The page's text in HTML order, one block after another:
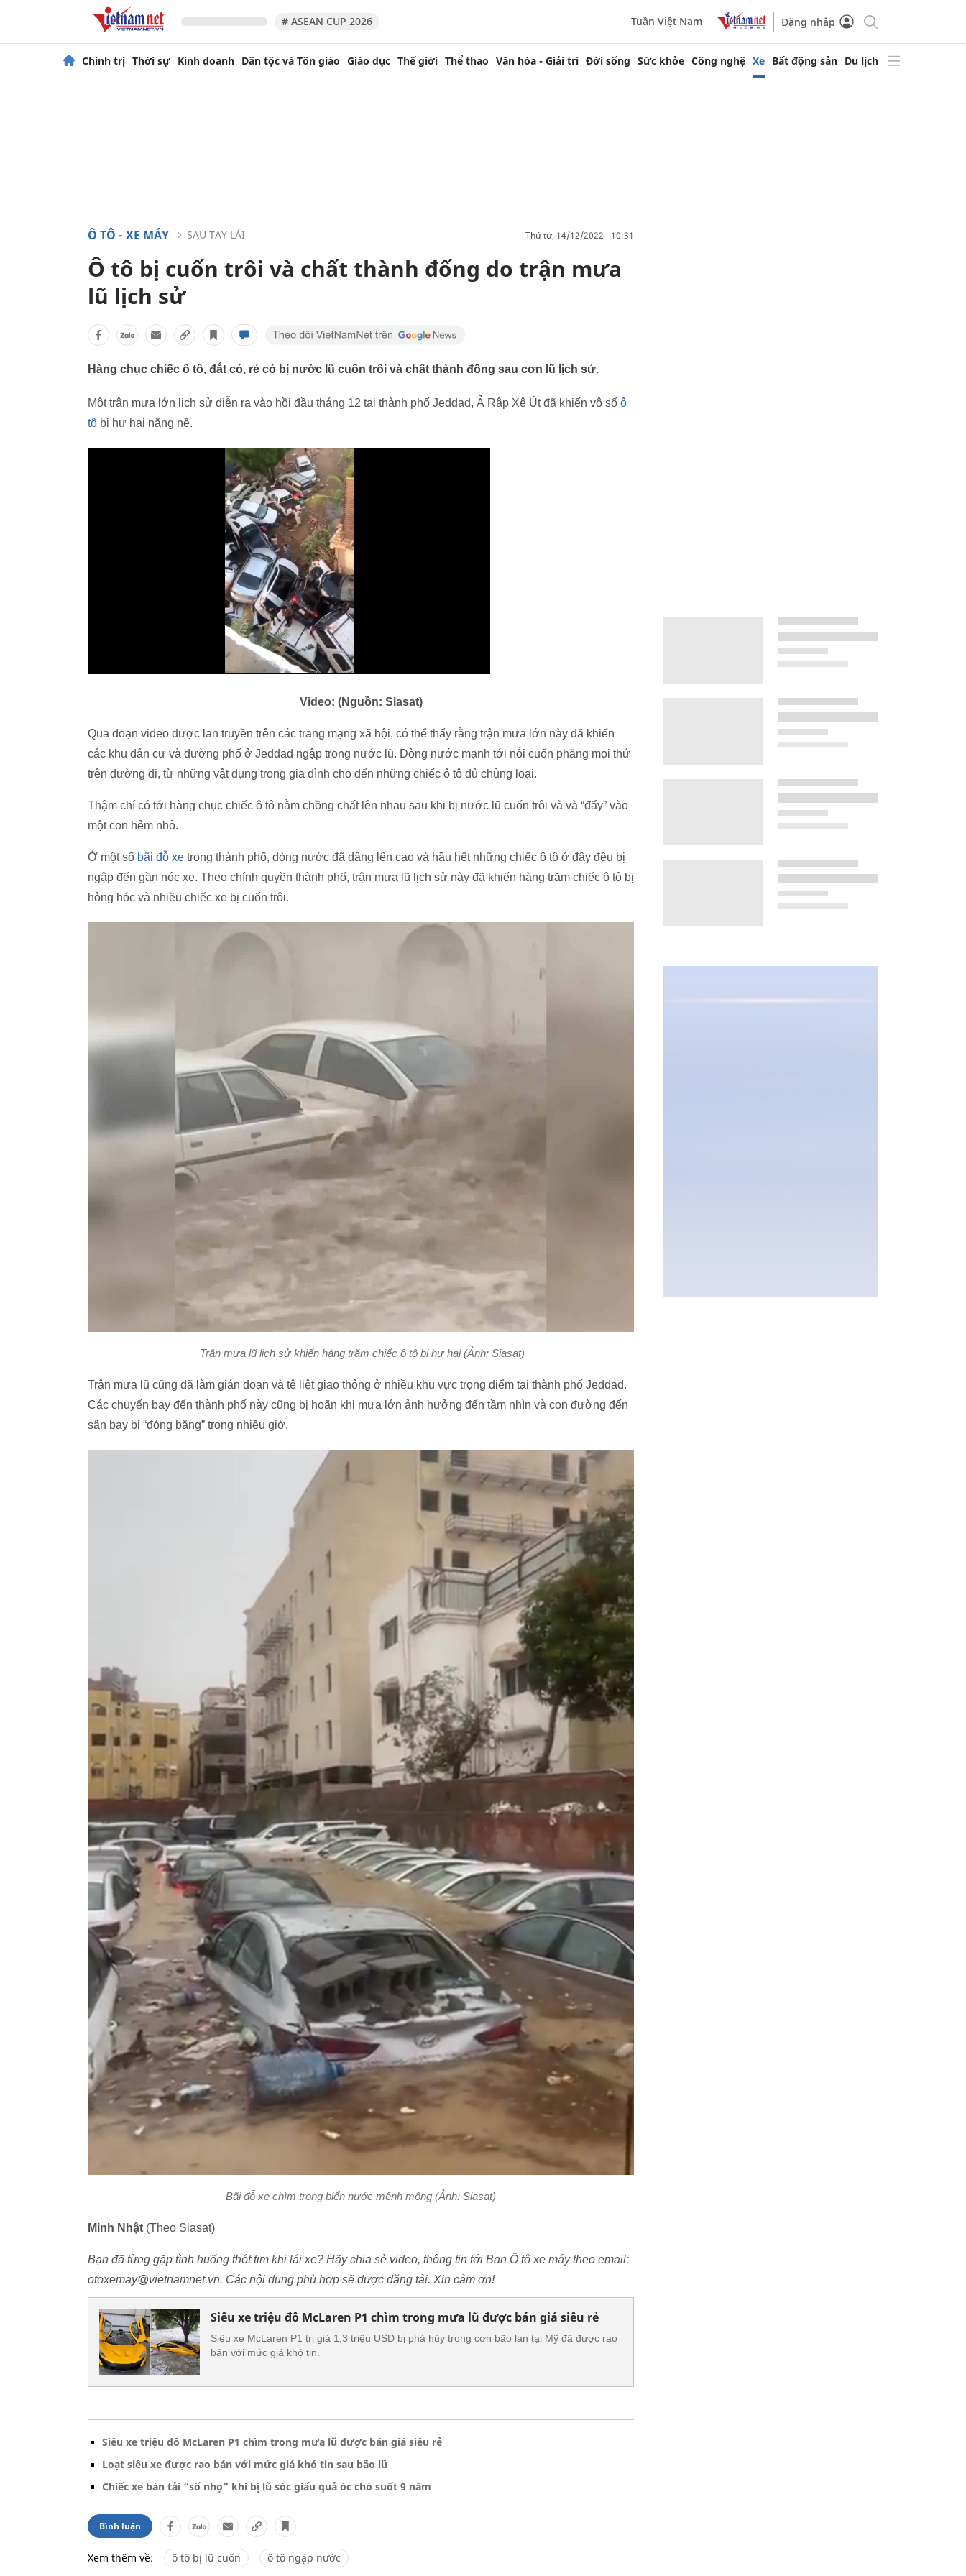
# ASEAN CUP 2026 Tuần Việt Nam Đăng nhập
Chính trị Thời sự Kinh doanh Dân tộc và Tôn giáo Giáo dục Thế giới Thể thao Văn hóa - Giải trí Đời sống Sức khỏe Công nghệ Xe Bất động sản Du lịch
Ô TÔ - XE MÁY SAU TAY LÁI thứ tư, 14/12/2022 - 10:31
Ô tô bị cuốn trôi và chất thành đống do trận mưa
lũ lịch sử
Hàng chục chiếc ô tô, đắt có, rẻ có bị nước lũ cuốn trôi và chất thành đống sau cơn lũ lịch sử.
Một trận mưa lớn lịch sử diễn ra vào hồi đầu tháng 12 tại thành phố Jeddad, Ả Rập Xê Út đã khiến vô số ô
tô bị hư hại nặng nề.
Video: (Nguồn: Siasat)
Qua đoạn video được lan truyền trên các trang mạng xã hội, có thể thấy rằng trận mưa lớn này đã khiến
các khu dân cư và đường phố ở Jeddad ngập trong nước lũ. Dòng nước mạnh tới nỗi cuốn phăng mọi thứ
trên đường đi, từ những vật dụng trong gia đình cho đến những chiếc ô tô đủ chủng loại.
Thậm chí có tới hàng chục chiếc ô tô nằm chồng chất lên nhau sau khi bị nước lũ cuốn trôi và và “đẩy” vào
một con hẻm nhỏ.
Ở một số bãi đỗ xe trong thành phố, dòng nước đã dâng lên cao và hầu hết những chiếc ô tô ở đây đều bị
ngập đến gần nóc xe. Theo chính quyền thành phố, trận mưa lũ lịch sử này đã khiến hàng trăm chiếc ô tô bị
hỏng hóc và nhiều chiếc xe bị cuốn trôi.
Trận mưa lũ lịch sử khiến hàng trăm chiếc ô tô bị hư hại (Ảnh: Siasat)
Trận mưa lũ cũng đã làm gián đoạn và tê liệt giao thông ở nhiều khu vực trọng điểm tại thành phố Jeddad.
Các chuyến bay đến thành phố này cũng bị hoãn khi mưa lớn ảnh hưởng đến tầm nhìn và con đường đến
sân bay bị “đóng băng” trong nhiều giờ.
Bãi đỗ xe chìm trong biển nước mênh mông (Ảnh: Siasat)
Minh Nhật (Theo Siasat)
Bạn đã từng gặp tình huống thót tim khi lái xe? Hãy chia sẻ video, thông tin tới Ban Ô tô xe máy theo email:
otoxemay@vietnamnet.vn. Các nội dung phù hợp sẽ được đăng tải. Xin cảm ơn!
Siêu xe triệu đô McLaren P1 chìm trong mưa lũ được bán giá siêu rẻ
Siêu xe McLaren P1 trị giá 1,3 triệu USD bị phá hủy trong cơn bão lan tại Mỹ đã được rao
bán với mức giá khó tin.
Siêu xe triệu đô McLaren P1 chìm trong mưa lũ được bán giá siêu rẻ
Loạt siêu xe được rao bán với mức giá khó tin sau bão lũ
Chiếc xe bán tải “số nhọ” khi bị lũ sóc giấu quả óc chó suốt 9 năm
Bình luận
Xem thêm về: ô tô bị lũ cuốn ô tô ngập nước